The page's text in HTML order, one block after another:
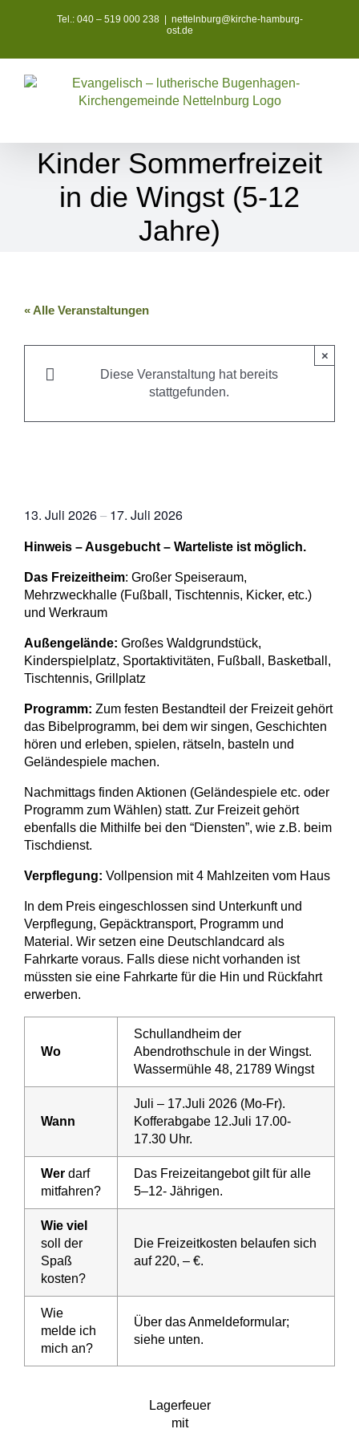
Tel.: 040 – 519 000 238
nettelnburg@kirche-hamburg-
ost.de
Kinder Sommerfreizeit
in die Wingst (5-12
Jahre)
« Alle Veranstaltungen
Diese Veranstaltung hat bereits
stattgefunden.
×
13. Juli 2026– 17. Juli 2026
Hinweis – Ausgebucht – Warteliste ist möglich.
Das Freizeitheim: Großer Speiseraum,
Mehrzweckhalle (Fußball, Tischtennis, Kicker, etc.)
und Werkraum
Außengelände: Großes Waldgrundstück,
Kinderspielplatz, Sportaktivitäten, Fußball, Basketball,
Tischtennis, Grillplatz
Programm: Zum festen Bestandteil der Freizeit gehört
das Bibelprogramm, bei dem wir singen, Geschichten
hören und erleben, spielen, rätseln, basteln und
Geländespiele machen.
Nachmittags finden Aktionen (Geländespiele etc. oder
Programm zum Wählen) statt. Zur Freizeit gehört
ebenfalls die Mithilfe bei den “Diensten”, wie z.B. beim
Tischdienst.
Verpflegung: Vollpension mit 4 Mahlzeiten vom Haus
In dem Preis eingeschlossen sind Unterkunft und
Verpflegung, Gepäcktransport, Programm und
Material. Wir setzen eine Deutschlandcard als
Fahrkarte voraus. Falls diese nicht vorhanden ist
müssten sie eine Fahrkarte für die Hin und Rückfahrt
erwerben.
Wo
Schullandheim der
Abendrothschule in der Wingst.
Wassermühle 48, 21789 Wingst
Wann
Juli – 17.Juli 2026 (Mo-Fr).
Kofferabgabe 12.Juli 17.00-
17.30 Uhr.
Wer darf
mitfahren?
Das Freizeitangebot gilt für alle
5–12- Jährigen.
Wie viel
soll der
Spaß
kosten?
Die Freizeitkosten belaufen sich
auf 220, – €.
Wie
melde ich
mich an?
Über das Anmeldeformular;
siehe unten.
Lagerfeuer
mit